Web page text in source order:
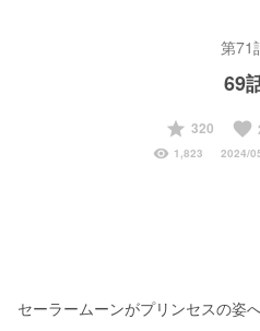
第71
69
start
320 favorite
visibility 1,823 2024/
セーラームーンがプリンセスの姿